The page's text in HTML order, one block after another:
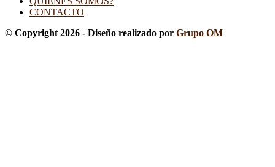
CONTACTO
© Copyright 2026 - Diseño realizado por Grupo OM